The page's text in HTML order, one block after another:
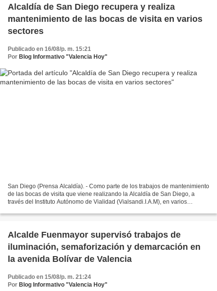
Alcaldía de San Diego recupera y realiza
mantenimiento de las bocas de visita en varios
sectores
Publicado en 16/08/p. m. 15:21
Por Blog Informativo "Valencia Hoy"
San Diego (Prensa Alcaldía). - Como parte de los trabajos de mantenimiento
de las bocas de visita que viene realizando la Alcaldía de San Diego, a
través del Instituto Autónomo de Vialidad (Vialsandi.I.A.M), en varios
Alcalde Fuenmayor supervisó trabajos de
iluminación, semaforización y demarcación en
la avenida Bolívar de Valencia
Publicado en 15/08/p. m. 21:24
Por Blog Informativo "Valencia Hoy"